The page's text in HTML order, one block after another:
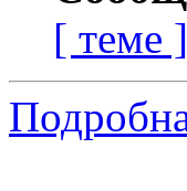
[ теме ]